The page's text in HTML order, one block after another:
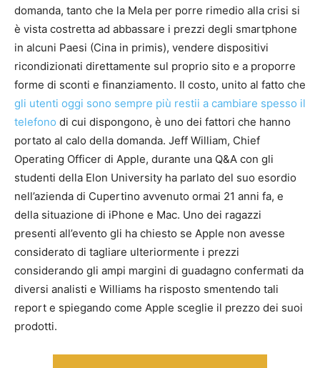
domanda, tanto che la Mela per porre rimedio alla crisi si
è vista costretta ad abbassare i prezzi degli smartphone
in alcuni Paesi (Cina in primis), vendere dispositivi
ricondizionati direttamente sul proprio sito e a proporre
forme di sconti e finanziamento. Il costo, unito al fatto che
gli utenti oggi sono sempre più restii a cambiare spesso il
telefono di cui dispongono, è uno dei fattori che hanno
portato al calo della domanda. Jeff William, Chief
Operating Officer di Apple, durante una Q&A con gli
studenti della Elon University ha parlato del suo esordio
nell’azienda di Cupertino avvenuto ormai 21 anni fa, e
della situazione di iPhone e Mac. Uno dei ragazzi
presenti all’evento gli ha chiesto se Apple non avesse
considerato di tagliare ulteriormente i prezzi
considerando gli ampi margini di guadagno confermati da
diversi analisti e Williams ha risposto smentendo tali
report e spiegando come Apple sceglie il prezzo dei suoi
prodotti.